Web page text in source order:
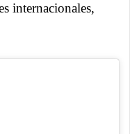
internacionales,